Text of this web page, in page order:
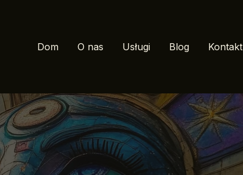
Dom O nas Usługi Blog Kontakt